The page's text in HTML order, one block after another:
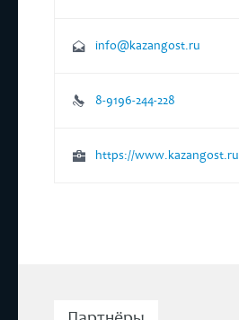
info@kazangost.ru
8-9196-244-228
https://www.kazangost.ru